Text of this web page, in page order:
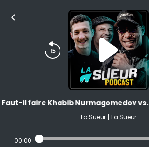
Faut-il faire Khabib Nurmagomedov
La Sueur | La Sueur
00:00